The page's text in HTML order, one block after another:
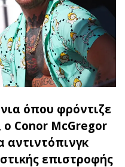
όπου φρόντιζε
Conor McGregor
αντιντόπινγκ
επιστροφής